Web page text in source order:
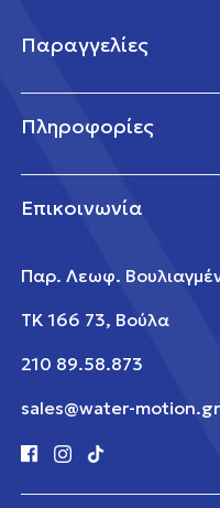
Παραγγελίες
Πληροφορίες
Επικοινωνία
Παρ. Λεωφ.
ΤΚ 166 73, Βούλα
210 89.58.873
sales@water-motion.gr